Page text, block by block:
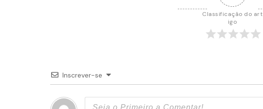
Classificação do art
igo
Inscrever-se